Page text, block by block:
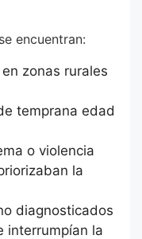
encuentran:
zonas rurales
temprana edad
o violencia
la
diagnosticados
interrumpían la